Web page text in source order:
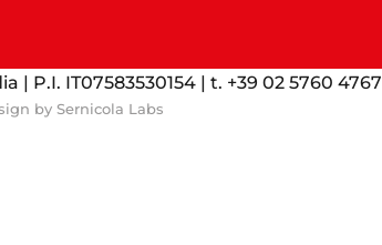
| P.I. IT07583530154 | t. +39 02 5760 4767
by Sernicola Labs